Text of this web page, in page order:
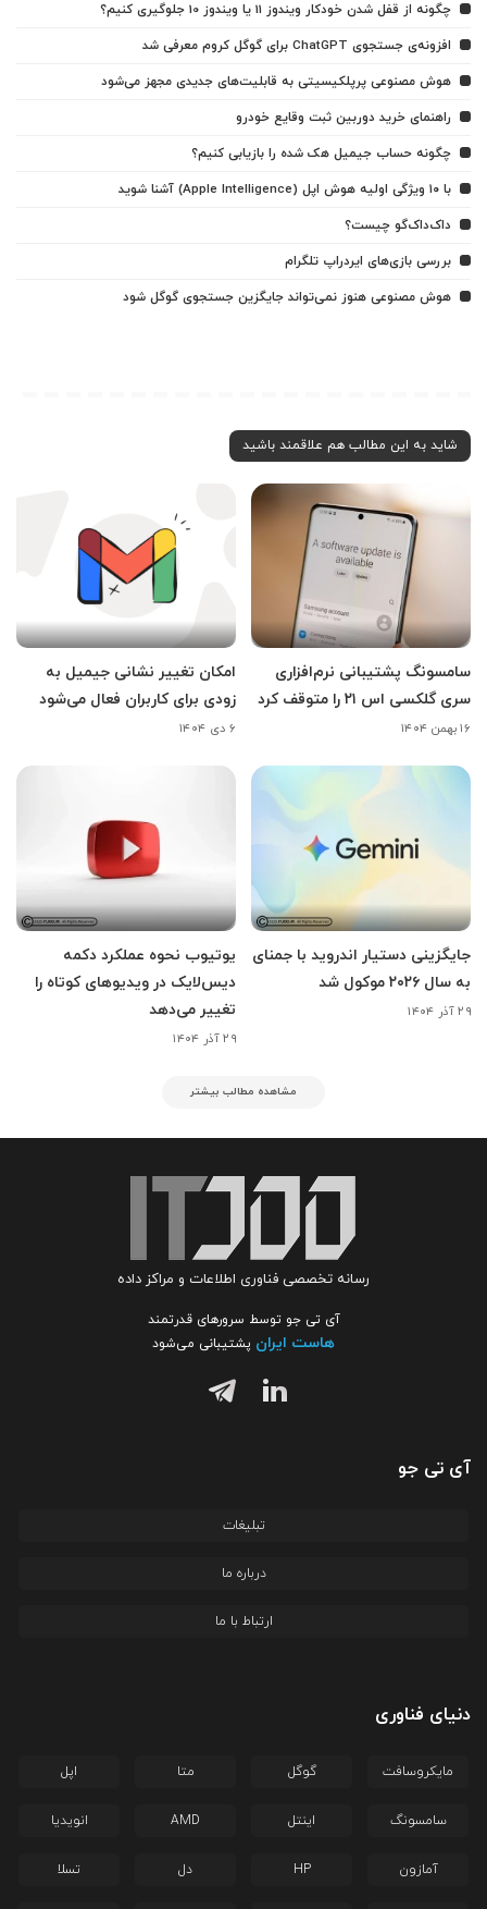
چگونه از قفل شدن خودکار ویندوز 11 یا ویندوز 10 جلوگیری کنیم؟
افزونه‌ی جستجوی ChatGPT برای گوگل کروم معرفی شد
هوش مصنوعی پرپلکیسیتی به قابلیت‌های جدیدی مجهز می‌شود
راهنمای خرید دوربین ثبت وقایع خودرو
چگونه حساب جیمیل هک شده را بازیابی کنیم؟
با ۱۰ ویژگی اولیه هوش اپل (Apple Intelligence) آشنا شوید
داک‌داک‌گو چیست؟
بررسی بازی‌های ایردراپ تلگرام
هوش مصنوعی هنوز نمی‌تواند جایگزین جستجوی گوگل شود
شاید به این مطالب هم علاقمند باشید
سامسونگ پشتیبانی نرم‌افزاری
سری گلکسی اس ۲۱ را متوقف کرد
۱۶ بهمن ۱۴۰۴
امکان تغییر نشانی جیمیل به
زودی برای کاربران فعال می‌شود
۶ دی ۱۴۰۴
جایگزینی دستیار اندروید با جمنای
به سال ۲۰۲۶ موکول شد
۲۹ آذر ۱۴۰۴
یوتیوب نحوه عملکرد دکمه
دیس‌لایک در ویدیوهای کوتاه را
تغییر می‌دهد
۲۹ آذر ۱۴۰۴
مشاهده مطالب بیشتر
رسانه تخصصی فناوری اطلاعات و مراکز داده
آی تی جو توسط سرورهای قدرتمند
هاست ایران پشتیبانی می‌شود
آی تی جو
تبلیغات
درباره ما
ارتباط با ما
دنیای فناوری
مایکروسافت گوگل متا اپل
سامسونگ اینتل AMD انویدیا
آمازون HP دل تسلا